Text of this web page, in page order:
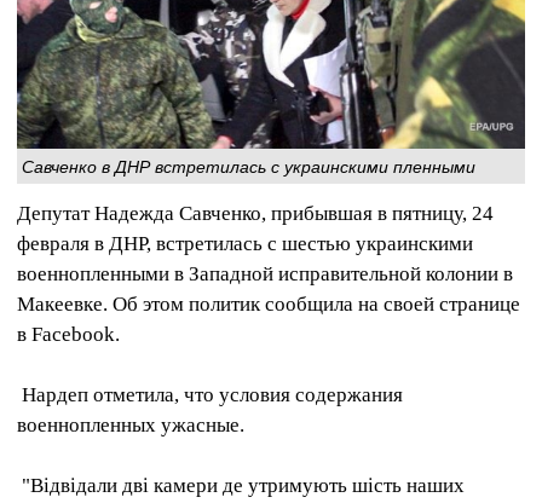
Савченко в ДНР встретилась с украинскими пленными
Депутат Надежда Савченко, прибывшая в пятницу, 24
февраля в ДНР, встретилась с шестью украинскими
военнопленными в Западной исправительной колонии в
Макеевке. Об этом политик сообщила на своей странице
в Facebook.
Нардеп отметила, что условия содержания
военнопленных ужасные.
"Відвідали дві камери де утримують шість наших